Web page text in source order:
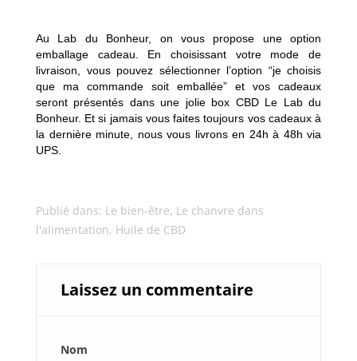
Au Lab du Bonheur, on vous propose une option
emballage cadeau. En choisissant votre mode de
livraison, vous pouvez sélectionner l’option “je choisis
que ma commande soit emballée” et vos cadeaux
seront présentés dans une jolie box CBD Le Lab du
Bonheur. Et si jamais vous faites toujours vos cadeaux à
la dernière minute, nous vous livrons en 24h à 48h via
UPS.
Publié dans: Le bien-être, Le chanvre dans
l'alimentation, Huile de CBD
Laissez un commentaire
Nom